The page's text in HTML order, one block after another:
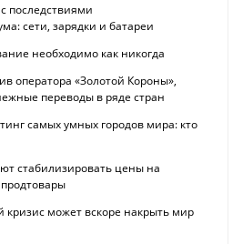
последствиями
сети, зарядки и батареи
необходимо как никогда
оператора «Золотой Короны»,
переводы в ряде стран
самых умных городов мира: кто
стабилизировать цены на
может вскоре накрыть мир